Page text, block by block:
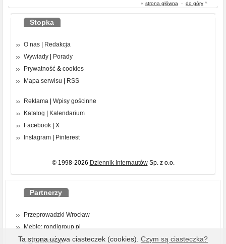
« strona główna - do góry ^
Stopka
O nas
Redakcja
Wywiady
Porady
Prywatność & cookies
Mapa serwisu
RSS
Reklama
Wpisy gościnne
Katalog
Kalendarium
Facebook
X
Instagram
Pinterest
© 1998-2026 Dziennik InternautówSp. z o.o.
Partnerzy
Przeprowadzki Wrocław
Meble: rondigroup.pl
Ta strona używa ciasteczek (cookies). Czym są ciasteczka?